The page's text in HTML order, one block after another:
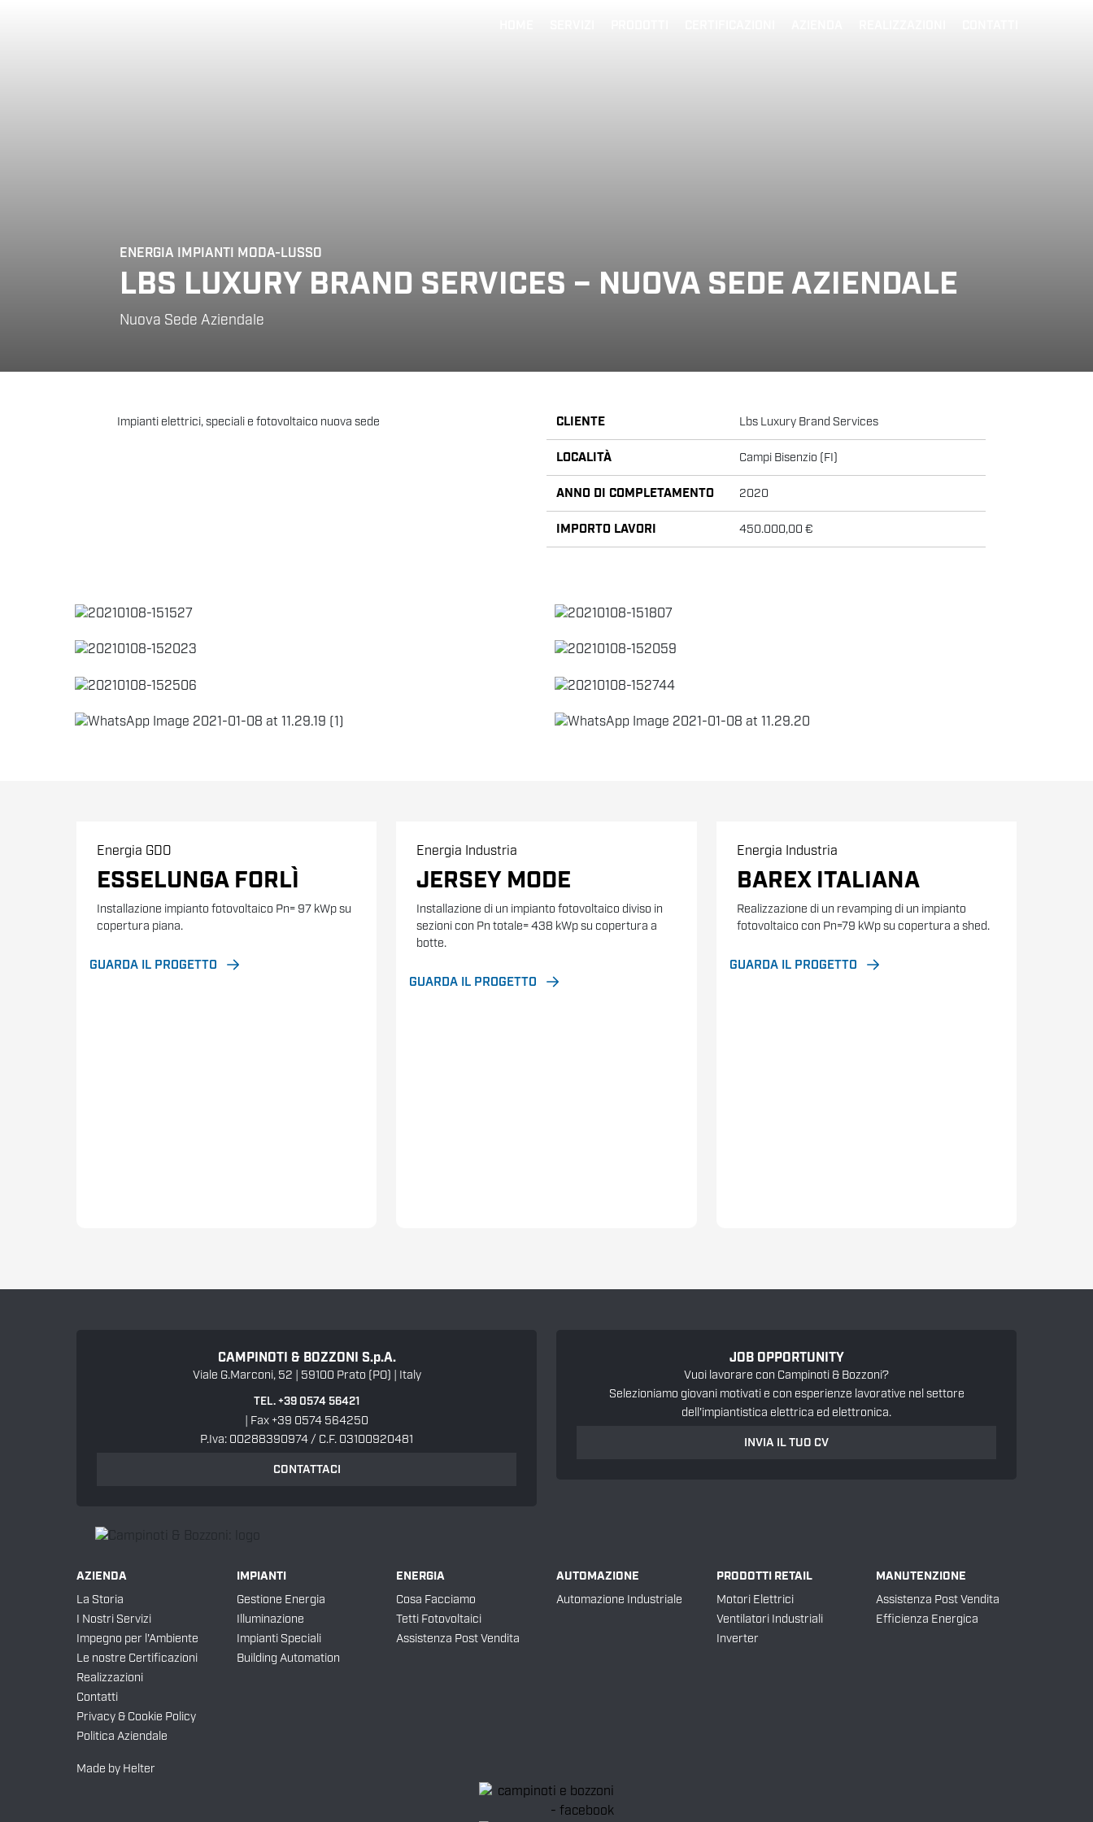
ENERGIA IMPIANTI MODA-LUSSO
LBS LUXURY BRAND SERVICES – NUOVA SEDE AZIENDALE
Nuova Sede Aziendale
Impianti elettrici, speciali e fotovoltaico nuova sede CLIENTE Lbs Luxury Brand Services
LOCALITÀ Campi Bisenzio (FI)
ANNO DI COMPLETAMENTO 2020
IMPORTO LAVORI 450.000,00 €
Energia GDO
ESSELUNGA FORLÌ
Installazione impianto fotovoltaico Pn= 97 kWp su
copertura piana.
GUARDA IL PROGETTO
Energia Industria
JERSEY MODE
Installazione di un impianto fotovoltaico diviso in
sezioni con Pn totale= 438 kWp su copertura a
botte.
GUARDA IL PROGETTO
Energia Industria
BAREX ITALIANA
Realizzazione di un revamping di un impianto
fotovoltaico con Pn=79 kWp su copertura a shed.
GUARDA IL PROGETTO
CAMPINOTI & BOZZONI S.p.A.
Viale G.Marconi, 52 | 59100 Prato (PO) | Italy
TEL. +39 0574 56421
| Fax +39 0574 564250
P.Iva: 00288390974 / C.F. 03100920481
CONTATTACI
JOB OPPORTUNITY
Vuoi lavorare con Campinoti & Bozzoni?
Selezioniamo giovani motivati e con esperienze lavorative nel settore
dell'impiantistica elettrica ed elettronica.
INVIA IL TUO CV
AZIENDA
La Storia
I Nostri Servizi
Impegno per l'Ambiente
Le nostre Certificazioni
Realizzazioni
Contatti
Privacy & Cookie Policy
Politica Aziendale
Made by Helter
IMPIANTI
Gestione Energia
Illuminazione
Impianti Speciali
Building Automation
ENERGIA
Cosa Facciamo
Tetti Fotovoltaici
Assistenza Post Vendita
AUTOMAZIONE
Automazione Industriale
PRODOTTI RETAIL
Motori Elettrici
Ventilatori Industriali
Inverter
MANUTENZIONE
Assistenza Post Vendita
Efficienza Energica